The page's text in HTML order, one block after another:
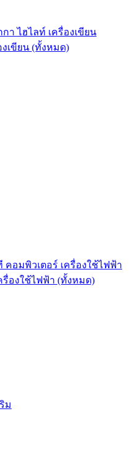
กา ไฮไลท์ เครื่องเขียน
เขียน (ทั้งหมด)
คอมพิวเตอร์ เครื่องใช้ไฟฟ้า
รื่องใช้ไฟฟ้า (ทั้งหมด)
ม